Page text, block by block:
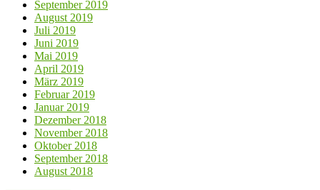
September 2019
August 2019
Juli 2019
Juni 2019
Mai 2019
April 2019
März 2019
Februar 2019
Januar 2019
Dezember 2018
November 2018
Oktober 2018
September 2018
August 2018